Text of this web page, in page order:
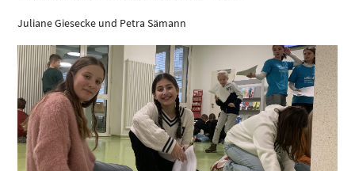
Juliane Giesecke und Petra Sämann